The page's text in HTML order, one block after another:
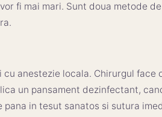
fi mai mari. Sunt doua metode
anestezie locala. Chirurgul
un pansament dezinfectant,
in tesut sanatos si sutura